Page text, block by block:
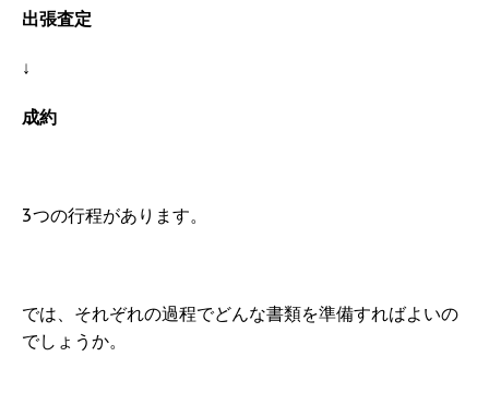
出張査定
↓
成約
3つの行程があります。
では、それぞれの過程でどんな書類を準備すればよいの
でしょうか。